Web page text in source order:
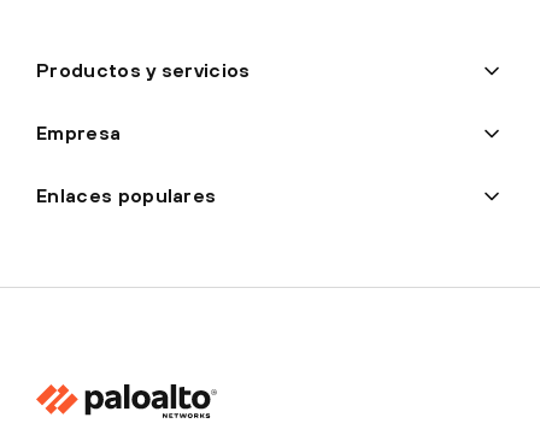
Productos y servicios
Empresa
Enlaces populares